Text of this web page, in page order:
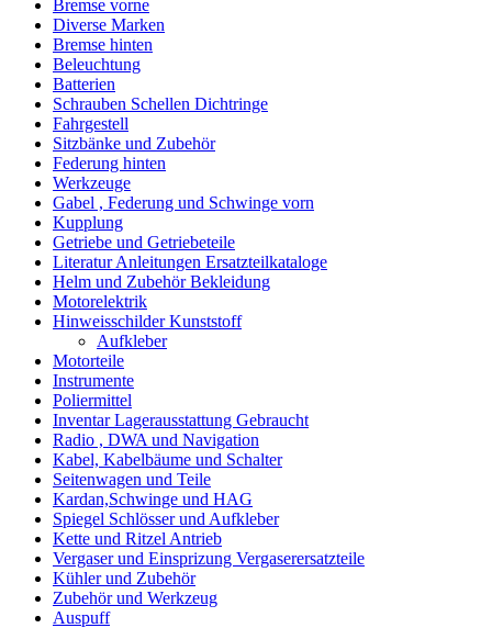
Bremse vorne
Diverse Marken
Bremse hinten
Beleuchtung
Batterien
Schrauben Schellen Dichtringe
Fahrgestell
Sitzbänke und Zubehör
Federung hinten
Werkzeuge
Gabel , Federung und Schwinge vorn
Kupplung
Getriebe und Getriebeteile
Literatur Anleitungen Ersatzteilkataloge
Helm und Zubehör Bekleidung
Motorelektrik
Hinweisschilder Kunststoff
Aufkleber
Motorteile
Instrumente
Poliermittel
Inventar Lagerausstattung Gebraucht
Radio , DWA und Navigation
Kabel, Kabelbäume und Schalter
Seitenwagen und Teile
Kardan,Schwinge und HAG
Spiegel Schlösser und Aufkleber
Kette und Ritzel Antrieb
Vergaser und Einsprizung Vergaserersatzteile
Kühler und Zubehör
Zubehör und Werkzeug
Auspuff